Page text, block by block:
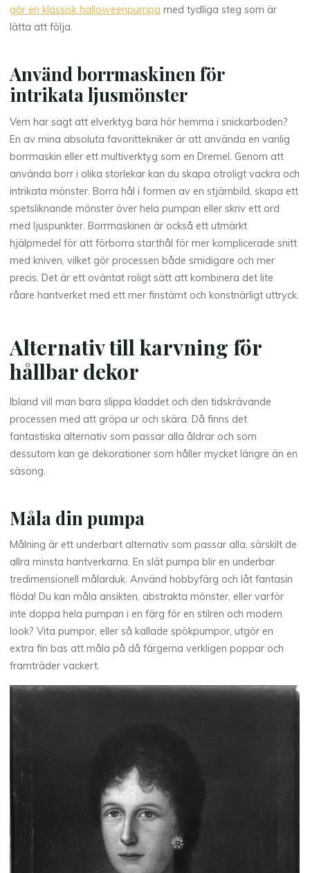
gör en klassisk halloweenpumpa med tydliga steg som är
lätta att följa.
Använd borrmaskinen för
intrikata ljusmönster
Vem har sagt att elverktyg bara hör hemma i snickarboden?
En av mina absoluta favorittekniker är att använda en vanlig
borrmaskin eller ett multiverktyg som en Dremel. Genom att
använda borr i olika storlekar kan du skapa otroligt vackra och
intrikata mönster. Borra hål i formen av en stjärnbild, skapa ett
spetsliknande mönster över hela pumpan eller skriv ett ord
med ljuspunkter. Borrmaskinen är också ett utmärkt
hjälpmedel för att förborra starthål för mer komplicerade snitt
med kniven, vilket gör processen både smidigare och mer
precis. Det är ett oväntat roligt sätt att kombinera det lite
råare hantverket med ett mer finstämt och konstnärligt uttryck.
Alternativ till karvning för
hållbar dekor
Ibland vill man bara slippa kladdet och den tidskrävande
processen med att gröpa ur och skära. Då finns det
fantastiska alternativ som passar alla åldrar och som
dessutom kan ge dekorationer som håller mycket längre än en
säsong.
Måla din pumpa
Målning är ett underbart alternativ som passar alla, särskilt de
allra minsta hantverkarna. En slät pumpa blir en underbar
tredimensionell målarduk. Använd hobbyfärg och låt fantasin
flöda! Du kan måla ansikten, abstrakta mönster, eller varför
inte doppa hela pumpan i en färg för en stilren och modern
look? Vita pumpor, eller så kallade spökpumpor, utgör en
extra fin bas att måla på då färgerna verkligen poppar och
framträder vackert.